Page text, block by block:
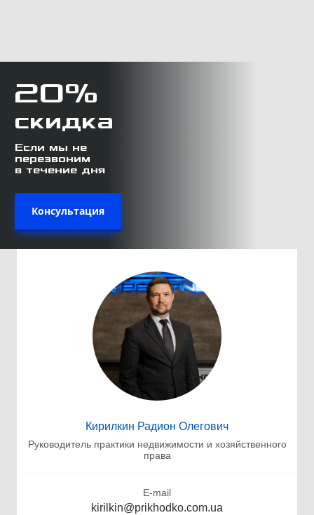
Кирилкин Радион Олегович
Руководитель практики недвижимости и хозяйственного
права
E-mail
kirilkin@prikhodko.com.ua
20%
скидка
Если мы не
перезвоним
в течение дня
Консультация